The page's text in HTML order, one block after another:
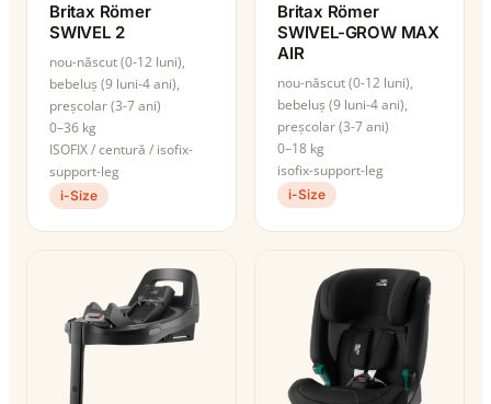
Britax Römer
SWIVEL 2
nou-născut (0-12 luni),
bebeluș (9 luni-4 ani),
preșcolar (3-7 ani)
0–36 kg
ISOFIX / centură / isofix-
support-leg
i-Size
Britax Römer
SWIVEL-GROW MAX
AIR
nou-născut (0-12 luni),
bebeluș (9 luni-4 ani),
preșcolar (3-7 ani)
0–18 kg
isofix-support-leg
i-Size